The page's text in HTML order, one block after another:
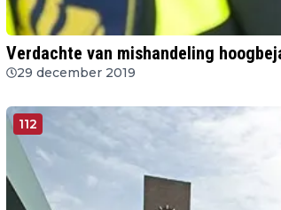
Verdachte van mishandeling
29 december 2019
112